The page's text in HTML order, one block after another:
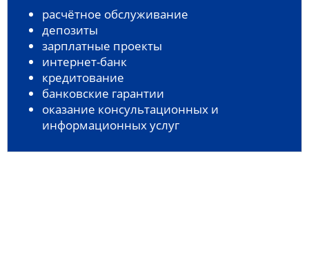
расчётное обслуживание
депозиты
зарплатные проекты
интернет-банк
кредитование
банковские гарантии
оказание консультационных и
информационных услуг